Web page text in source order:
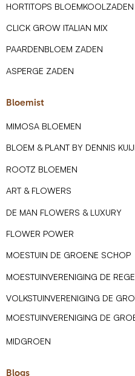
HORTITOPS BLOEMKOOLZADEN
CLICK GROW ITALIAN MIX
PAARDENBLOEM ZADEN
ASPERGE ZADEN
Bloemist
MIMOSA BLOEMEN
BLOEM & PLANT BY DENNIS
ROOTZ BLOEMEN
ART & FLOWERS
DE MAN FLOWERS & LUXURY
FLOWER POWER
MOESTUIN DE GROENE SCHOP
MOESTUINVERENIGING DE
VOLKSTUINVERENIGING DE
MOESTUINVERENIGING DE
MIDGROEN
Blogs